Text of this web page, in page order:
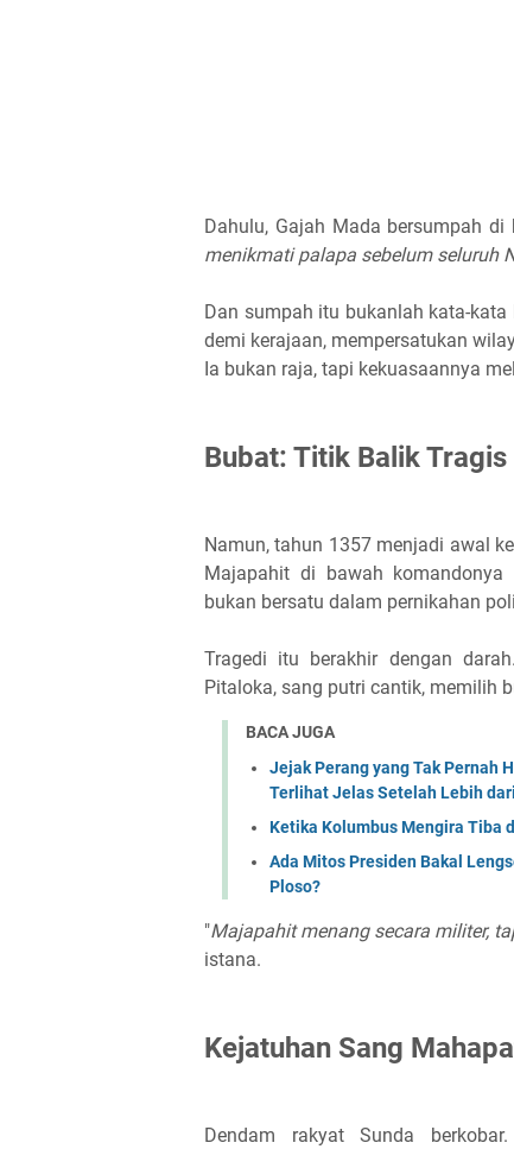
Dahulu, Gajah Mada bersumpah
menikmati palapa sebelum seluruh
Dan sumpah itu bukanlah kata-
demi kerajaan, mempersatukan
Ia bukan raja, tapi kekuasaannya
Bubat: Titik Balik Tragis
Namun, tahun 1357 menjadi awal
Majapahit di bawah
bukan bersatu dalam pernikahan
Tragedi itu berakhir dengan
Pitaloka, sang putri cantik, memilih
BACA JUGA
Jejak Perang yang Tak Pernah
Terlihat Jelas Setelah Lebih
Ketika Kolumbus Mengira Tiba
Ada Mitos Presiden Bakal
Ploso?
"Majapahit menang secara militer,
istana.
Kejatuhan Sang
Dendam rakyat Sunda